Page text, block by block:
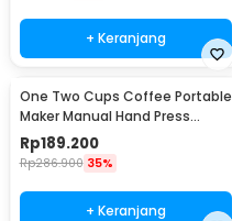
+ Keranjang
One Two Cups Coffee Portable
Maker Manual Hand Press
Espresso 300ml - T35066
Rp189.200
Rp286.900 35%
+ Keranjang